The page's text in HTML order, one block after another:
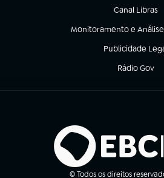
Canal Libras
(abre em nova
Monitoramento e
(abre em nova aba)
Publicidade
(abre em nova
Rádio Gov
(abre em
© Todos os direitos